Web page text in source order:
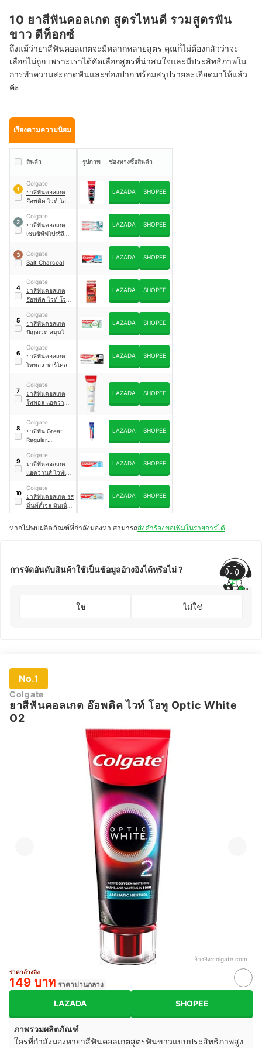
10 ยาสีฟันคอลเกต สูตรไหนดี รวมสูตรฟัน
ขาว ดีท็อกซ์
ถึงแม้ว่ายาสีฟันคอลเกตจะมีหลากหลายสูตร คุณก็ไม่ต้องกลัวว่าจะ
เลือกไม่ถูก เพราะเราได้คัดเลือกสูตรที่น่าสนใจและมีประสิทธิภาพใน
การทำความสะอาดฟันและช่องปาก พร้อมสรุปรายละเอียดมาให้แล้ว
ค่ะ
เรียงตามความนิยม
สินค้า รูปภาพ ช่องทางซื้อสินค้า
1
Colgate
ยาสีฟันคอลเกต
อ๊อพติค ไวท์ โอทู
LAZADA SHOPEE
2
Colgate
ยาสีฟันคอลเกต
เซนซิทีฟโปรรีลีฟ
Relief Complete
Protection
LAZADA SHOPEE
3
Colgate
Salt Charcoal
LAZADA SHOPEE
4
Colgate
ยาสีฟันคอลเกต
อ๊อพติค ไวท์ โวล
Optic White
Volcanic Mineral
LAZADA SHOPEE
5
Colgate
ยาสีฟันคอลเกต
ปัญจเวท สมุนไพร
Herbal Detox
LAZADA SHOPEE
6
Colgate
ยาสีฟันคอลเกต
โททอล ชาร์โคล
LAZADA SHOPEE
7
Colgate
ยาสีฟันคอลเกต
โททอล แอดวานส์
Advanced Fresh
LAZADA SHOPEE
8
Colgate
ยาสีฟัน Great
Regular
ยอดนิยม
LAZADA SHOPEE
9
Colgate
ยาสีฟันคอลเกต
แอดวานส์ ไวท์เทน
Whitening
LAZADA SHOPEE
10
Colgate
ยาสีฟันคอลเกต รส
มิ้นท์ตี้เจล มินเนี่ยน
สำหรับเด็ก
LAZADA SHOPEE
หากไม่พบผลิตภัณฑ์ที่กำลังมองหา สามารถส่งคำร้องขอเพิ่มในรายการได้
การจัดอันดับสินค้าใช้เป็นข้อมูลอ้างอิงได้หรือไม่ ?
ใช่ ไม่ใช่
No.1
Colgate
ยาสีฟันคอลเกต อ๊อพติค ไวท์ โอทู Optic White
O2
อ้างอิง:colgate.com
ราคาอ้างอิง
149 บาท ราคาปานกลาง
LAZADA SHOPEE
ภาพรวมผลิตภัณฑ์
ใครที่กำลังมองหายาสีฟันคอลเกตสูตรฟันขาวแบบประสิทธิภาพสูง